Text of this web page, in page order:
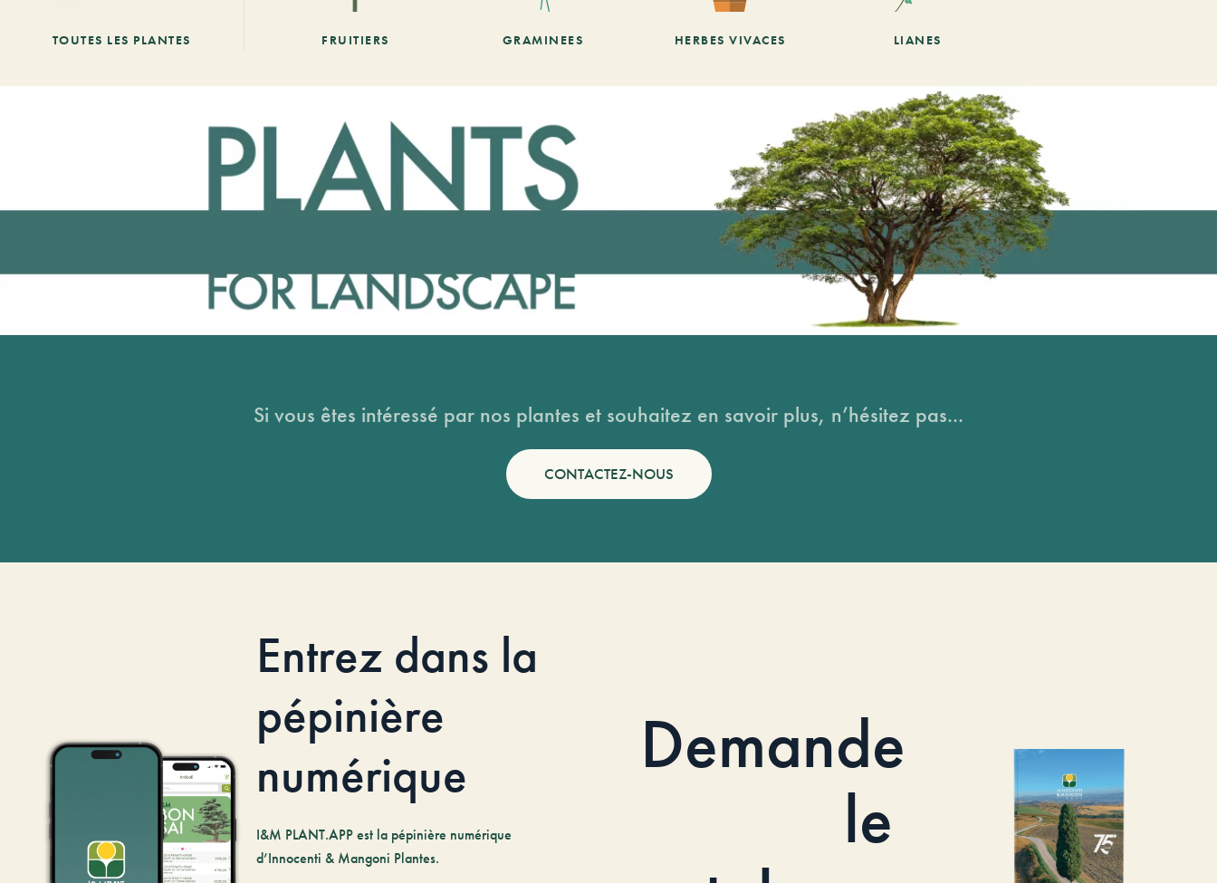
TOUTES LES PLANTES FRUITIERS GRAMINEES HERBES VIVACES LIANES
Si vous êtes intéressé par nos plantes et souhaitez en savoir plus, n’hésitez pas...
CONTACTEZ-NOUS
Entrez dans la
pépinière
numérique
I&M PLANT.APP est la pépinière numérique
d’Innocenti & Mangoni Plantes.
Demande
le